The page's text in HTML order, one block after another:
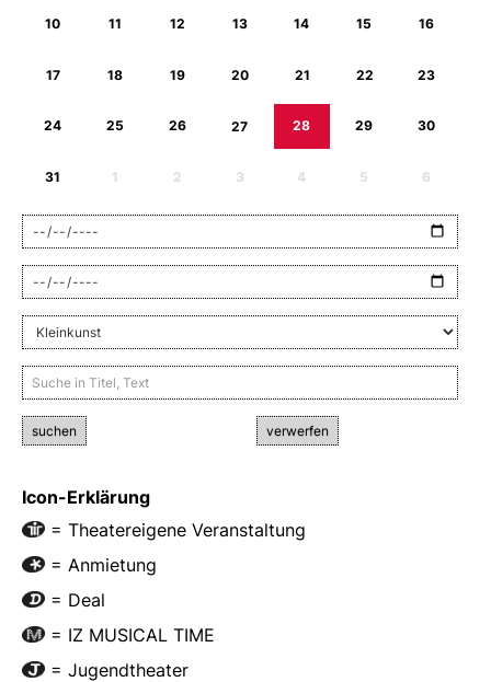
10 11 12 13 14 15 16
17 18 19 20 21 22 23
24 25 26 27 28 29 30
31 1 2 3 4 5 6
suchen verwerfen
Icon-Erklärung
= Theatereigene Veranstaltung
= Anmietung
= Deal
= IZ MUSICAL TIME
= Jugendtheater